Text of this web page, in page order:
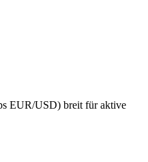
EUR/USD) breit für aktive